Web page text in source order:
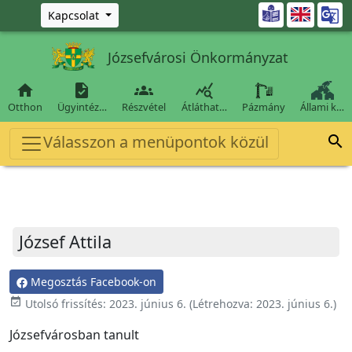
Ugrás a fő tartalomra
Kapcsolat 
Józsefvárosi Önkormányzat

Otthon

Ügyintéz…

Részvétel

Átláthat… Pázmány Állami k…
Válasszon a menüpontok közül 
József Attila
Megosztás Facebook-on
event_available Utolsó frissítés: 2023. június 6. (Létrehozva: 2023. június 6.)
Józsefvárosban tanult